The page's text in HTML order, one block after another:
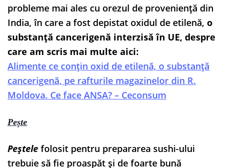
probleme mai ales cu orezul de proveniență din
India, în care a fost depistat oxidul de etilenă, o
substanță cancerigenă interzisă în UE, despre
care am scris mai multe aici:
Alimente ce conțin oxid de etilenă, o substanță
cancerigenă, pe rafturile magazinelor din R.
Moldova. Ce face ANSA? – Ceconsum
Pește
Peștele folosit pentru prepararea sushi-ului
trebuie să fie proaspăt și de foarte bună